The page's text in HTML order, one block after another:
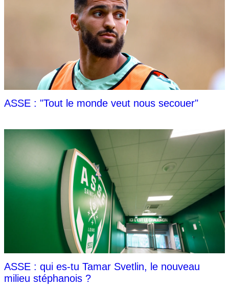
ASSE : "Tout le monde veut nous secouer"
ASSE : qui es-tu Tamar Svetlin, le nouveau
milieu stéphanois ?